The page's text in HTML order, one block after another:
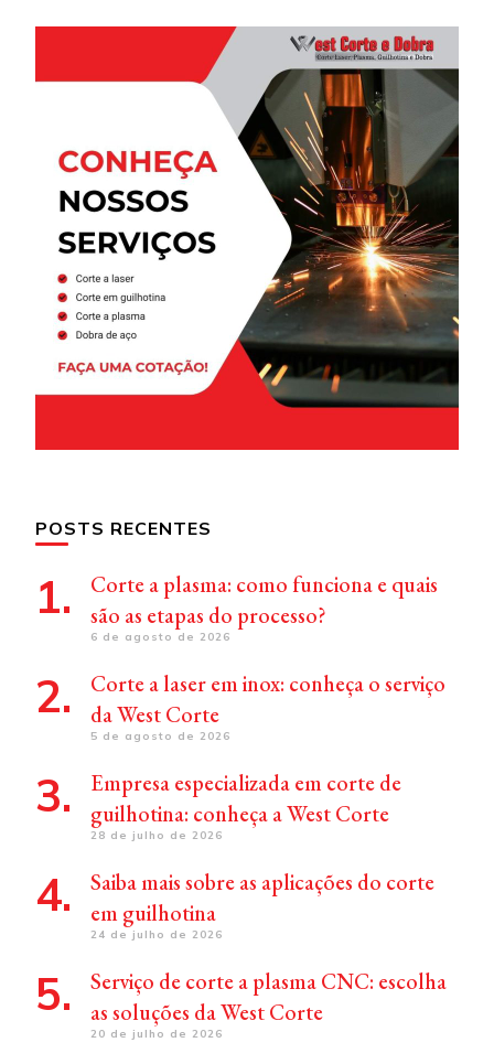
POSTS RECENTES
Corte a plasma: como funciona e quais
são as etapas do processo?
6 de agosto de 2026
Corte a laser em inox: conheça o serviço
da West Corte
5 de agosto de 2026
Empresa especializada em corte de
guilhotina: conheça a West Corte
28 de julho de 2026
Saiba mais sobre as aplicações do corte
em guilhotina
24 de julho de 2026
Serviço de corte a plasma CNC: escolha
as soluções da West Corte
20 de julho de 2026